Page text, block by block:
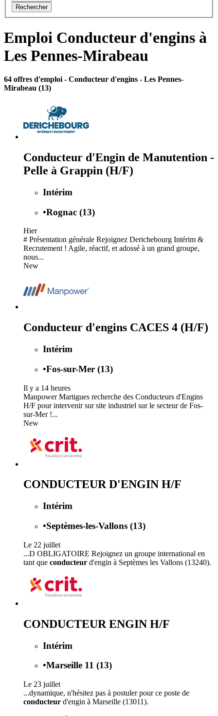
Rechercher
Emploi Conducteur d'engins à
Les Pennes-Mirabeau
64 offres d'emploi - Conducteur d'engins - Les Pennes-
Mirabeau (13)
Conducteur d'Engin de Manutention -
Pelle à Grappin (H/F)
Intérim
•Rognac (13)
Hier
# Présentation générale Rejoignez Derichebourg Intérim &
Recrutement ! Agile, réactif, et adossé à un grand groupe,
nous...
New
Conducteur d'engins CACES 4 (H/F)
Intérim
•Fos-sur-Mer (13)
Il y a 14 heures
Manpower Martigues recherche des Conducteurs d'Engins
H/F pour intervenir sur site industriel sur le secteur de Fos-
sur-Mer !...
New
CONDUCTEUR D'ENGIN H/F
Intérim
•Septèmes-les-Vallons (13)
Le 22 juillet
...D OBLIGATOIRE Rejoignez un groupe international en
tant que conducteur d'engin à Septèmes les Vallons (13240).
CONDUCTEUR ENGIN H/F
Intérim
•Marseille 11 (13)
Le 23 juillet
...dynamique, n'hésitez pas à postuler pour ce poste de
conducteur d'engin à Marseille (13011).